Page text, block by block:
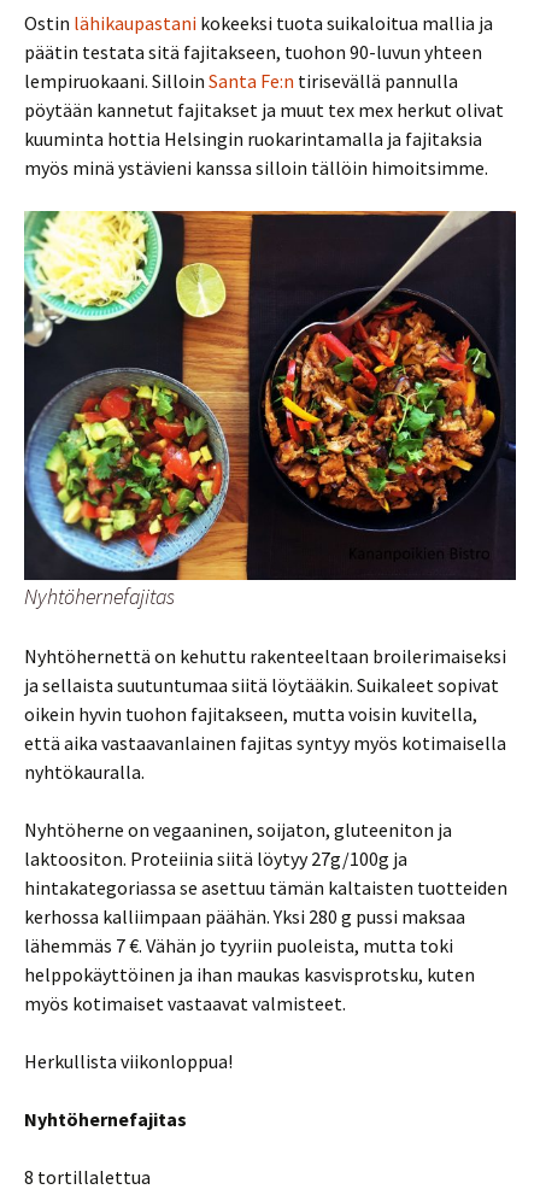
Ostin lähikaupastani kokeeksi tuota suikaloitua mallia ja
päätin testata sitä fajitakseen, tuohon 90-luvun yhteen
lempiruokaani. Silloin Santa Fe:n tirisevällä pannulla
pöytään kannetut fajitakset ja muut tex mex herkut olivat
kuuminta hottia Helsingin ruokarintamalla ja fajitaksia
myös minä ystävieni kanssa silloin tällöin himoitsimme.
Nyhtöhernefajitas
Nyhtöhernettä on kehuttu rakenteeltaan broilerimaiseksi
ja sellaista suutuntumaa siitä löytääkin. Suikaleet sopivat
oikein hyvin tuohon fajitakseen, mutta voisin kuvitella,
että aika vastaavanlainen fajitas syntyy myös kotimaisella
nyhtökauralla.
Nyhtöherne on vegaaninen, soijaton, gluteeniton ja
laktoositon. Proteiinia siitä löytyy 27g/100g ja
hintakategoriassa se asettuu tämän kaltaisten tuotteiden
kerhossa kalliimpaan päähän. Yksi 280 g pussi maksaa
lähemmäs 7 €. Vähän jo tyyriin puoleista, mutta toki
helppokäyttöinen ja ihan maukas kasvisprotsku, kuten
myös kotimaiset vastaavat valmisteet.
Herkullista viikonloppua!
Nyhtöhernefajitas
8 tortillalettua